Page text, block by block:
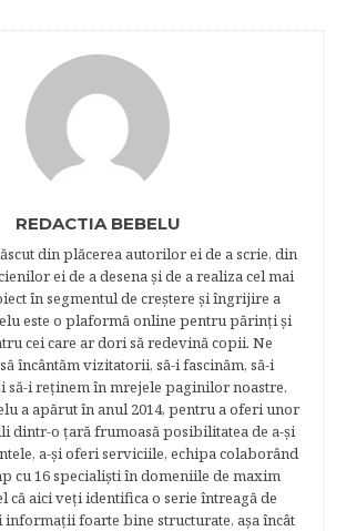
REDACTIA BEBELU
din plăcerea autorilor ei de a scrie, din
ei de a desena şi de a realiza cel mai
în segmentul de creştere şi îngrijire a
este o plaformă online pentru părinţi şi
cei care ar dori să redevină copii. Ne
încântăm vizitatorii, să-i fascinăm, să-i
să-i reţinem în mrejele paginilor noastre.​
a apărut în anul 2014, pentru a oferi unor
dintr-o ţară frumoasă posibilitatea de a-şi
a-şi oferi serviciile, echipa colaborând
cu 16 specialişti în domeniile de maxim
că aici veţi identifica o serie întreagă de
informaţii foarte bine structurate, aşa încât